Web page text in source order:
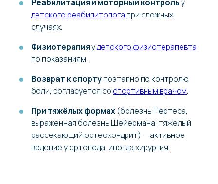
Реабилитация и моторный контрольу
детского реабилитолога при сложных
случаях.
Физиотерапияудетского физиотерапевта
по показаниям.
Возврат к спортупоэтапно по контролю
боли, согласуется со спортивным врачом.
При тяжёлых формах (болезнь Пертеса,
выраженная болезнь Шейермана, тяжёлый
рассекающий остеохондрит) — активное
ведение у ортопеда, иногда хирургия.